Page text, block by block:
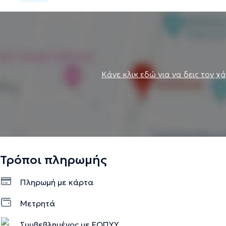
Κάνε κλικ εδώ για να δεις τον
Τρόποι πληρωμής
Πληρωμή με κάρτα
Μετρητά